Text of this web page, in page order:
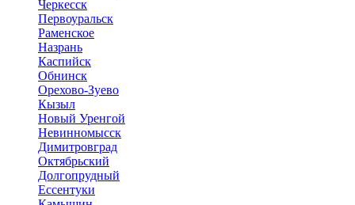
Черкесск
Первоуральск
Раменское
Назрань
Каспийск
Обнинск
Орехово-Зуево
Кызыл
Новый Уренгой
Невинномысск
Димитровград
Октябрьский
Долгопрудный
Ессентуки